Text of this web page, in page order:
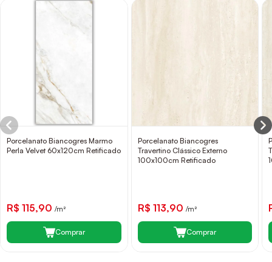
Porcelanato Biancogres Marmo
Perla Velvet 60x120cm Retificado
R$ 115,90 /m²
Comprar
Porcelanato Biancogres
Travertino Clássico Externo
100x100cm Retificado
R$ 113,90 /m²
Comprar